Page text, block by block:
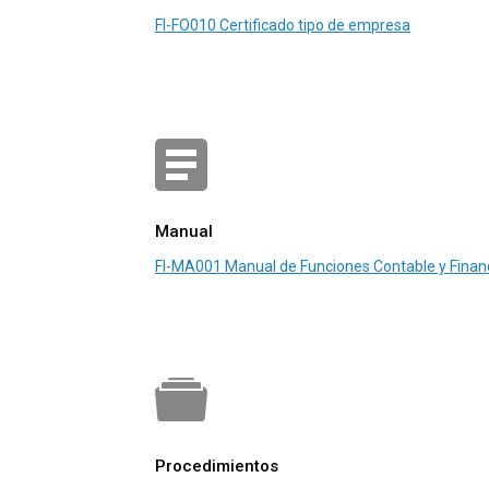
FI-FO010 Certificado tipo de empresa
Manual
FI-MA001 Manual de Funciones Contable y
Procedimientos